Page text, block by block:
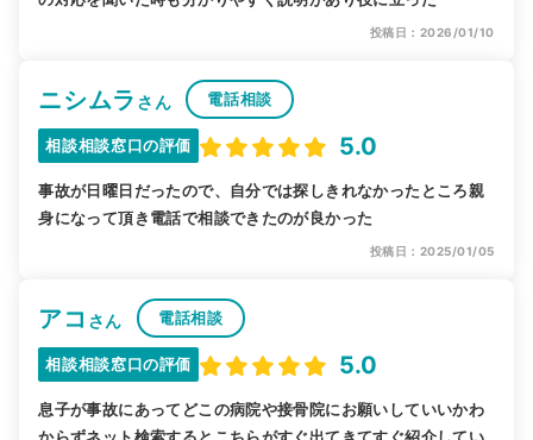
投稿日：2026/01/10
ニシムラ さん 電話相談
相談相談窓口の評価 5.0
事故が日曜日だったので、自分では探しきれなかったところ親
身になって頂き電話で相談できたのが良かった
投稿日：2025/01/05
アコ さん 電話相談
相談相談窓口の評価 5.0
息子が事故にあってどこの病院や接骨院にお願いしていいかわ